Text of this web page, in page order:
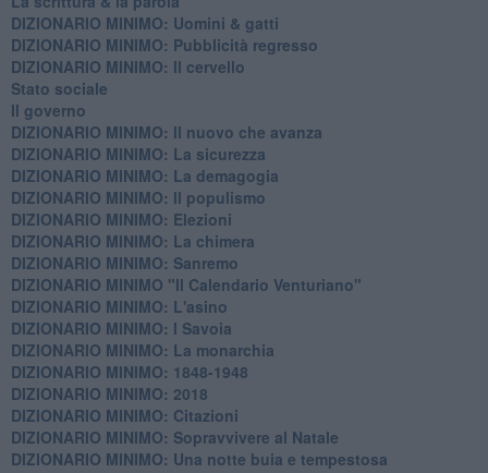
​DIZIONARIO MINIMO: Uomini & gatti
DIZIONARIO MINIMO: ​Pubblicità regresso
DIZIONARIO MINIMO: Il cervello
Stato sociale
Il governo
DIZIONARIO MINIMO: Il nuovo che avanza
DIZIONARIO MINIMO: La sicurezza
DIZIONARIO MINIMO: La demagogia
DIZIONARIO MINIMO: Il populismo
DIZIONARIO MINIMO: Elezioni
DIZIONARIO MINIMO: La chimera
DIZIONARIO MINIMO: Sanremo
DIZIONARIO MINIMO "Il Calendario Venturiano"
DIZIONARIO MINIMO: L'asino
DIZIONARIO MINIMO: I Savoia
DIZIONARIO MINIMO: La monarchia
DIZIONARIO MINIMO: 1848-1948
DIZIONARIO MINIMO: 2018
DIZIONARIO MINIMO: Citazioni
DIZIONARIO MINIMO: ​Sopravvivere al Natale
DIZIONARIO MINIMO: ​Una notte buia e tempestosa